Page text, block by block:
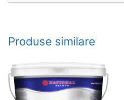
Produse similare